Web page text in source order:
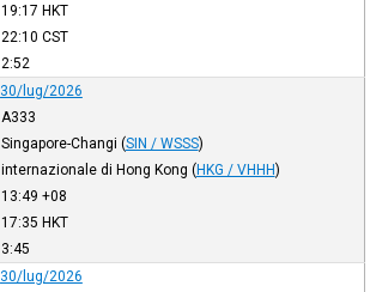
19:17 HKT
22:10 CST
2:52
30/lug/2026
A333
Singapore-Changi (SIN / WSSS)
internazionale di Hong Kong (HKG / VHHH)
13:49 +08
17:35 HKT
3:45
30/lug/2026